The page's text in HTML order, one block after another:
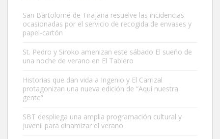
Busco adopción responsable para mi perra. Pastor alemán,
hembra, 4 años. Por motivos personales ...
Leales.org » Gran Canaria
San Bartolomé de Tirajana resuelve las incidencias
ocasionadas por el servicio de recogida de envases y
papel-cartón
St. Pedro y Siroko amenizan este sábado El sueño de
una noche de verano en El Tablero
Historias que dan vida a Ingenio y El Carrizal
protagonizan una nueva edición de “Aquí nuestra
gente”
SBT despliega una amplia programación cultural y
juvenil para dinamizar el verano